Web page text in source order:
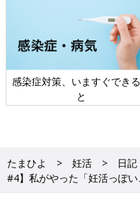
感染症対策、いますぐでき
と
たまひよ 妊活 日
#4】私がやった「妊活っぽ